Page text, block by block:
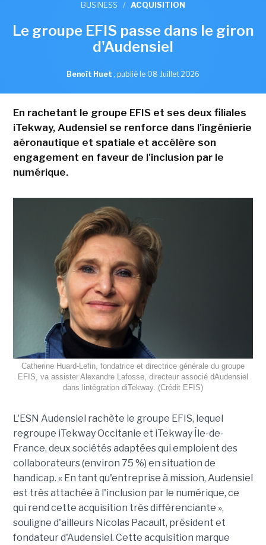
BUSINESS / ACQUISITION
Le groupe EFIS passe dans le giron
d'Audensiel
Benoît Huet , publié le 08 Juillet 2026
En rachetant le groupe EFIS et ses deux filiales
iTekway, Audensiel se renforce dans l'ingénierie
aéronautique et spatiale et accélère son
engagement en faveur de l'inclusion par le
numérique.
Catherine Huard-Lefin, fondatrice et directrice générale du groupe
EFIS, va assister Alexandre Lafosse, directeur associé dAudensiel
dans lintégration diTekway. (Crédit EFIS)
L'ESN Audensiel rachète le groupe EFIS, lequel
regroupe iTekway Occitanie et iTekway Île-de-
France, deux sociétés adaptées qui emploient des
collaborateurs (environ 75 %) en situation de
handicap. « En tant qu'entreprise à mission, Audensiel
est très attachée à l'inclusion par le numérique, ce
qui rend cette acquisition très différenciante »,
souligne d'ailleurs Nicolas Pacault, président et
fondateur d'Audensiel. Cette acquisition marque